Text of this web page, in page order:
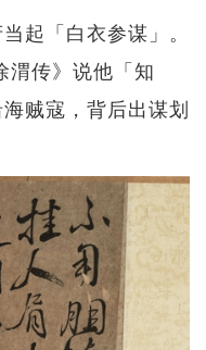
起「白衣参谋」。
渭传》说他「知
贼寇，背后出谋划